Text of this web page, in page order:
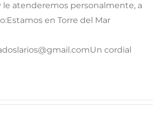
atenderemos personalmente, a
en Torre del Mar
cordial